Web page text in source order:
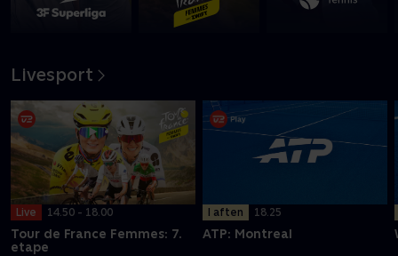
Livesport
Live 14.50 - 18.00
Tour de France Femmes: 7.
etape
I aften 18.25
ATP: Montreal